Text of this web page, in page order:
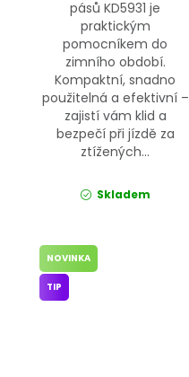
pásů KD5931 je
praktickým
pomocníkem do
zimního období.
Kompaktní, snadno
použitelná a efektivní –
zajistí vám klid a
bezpečí při jízdě za
ztížených...
Skladem
NOVINKA
TIP